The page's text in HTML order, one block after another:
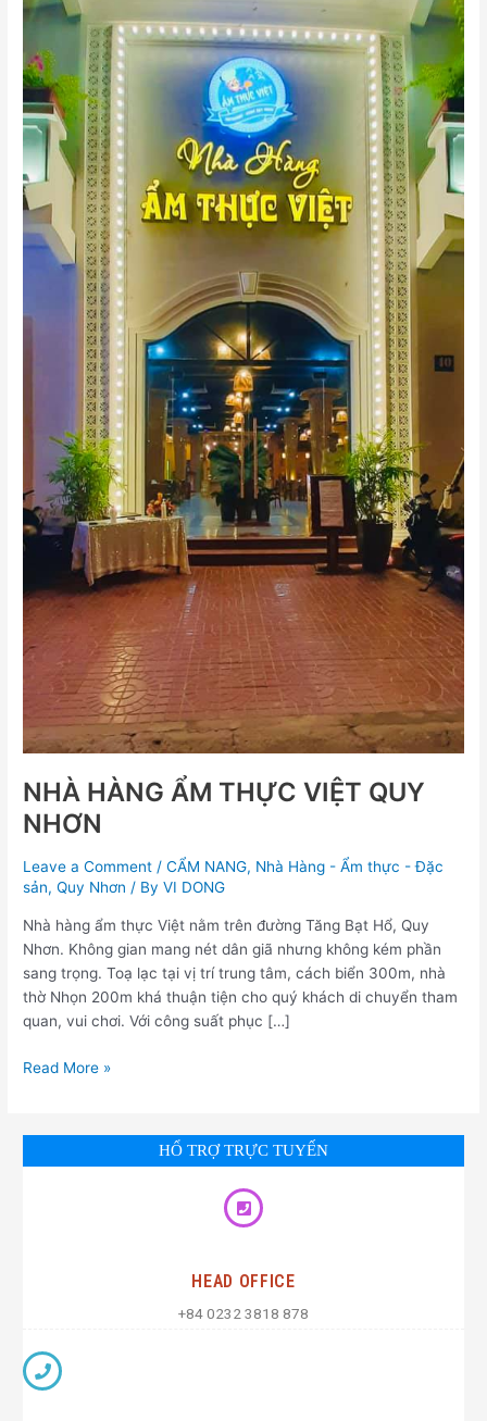
NHÀ HÀNG ẨM THỰC VIỆT QUY
NHƠN
Leave a Comment /CẨM NANG, Nhà Hàng - Ẩm thực - Đặc
sản,Quy Nhơn / ByVI DONG
Nhà hàng ẩm thực Việt nằm trên đường Tăng Bạt Hổ, Quy
Nhơn. Không gian mang nét dân giã nhưng không kém phần
sang trọng. Toạ lạc tại vị trí trung tâm, cách biển 300m, nhà
thờ Nhọn 200m khá thuận tiện cho quý khách di chuyển tham
quan, vui chơi. Với công suất phục […]
HÀNG
ẨM
THỰC
VIỆT
QUY
NHƠN
Read More »
HỔ TRỢ TRỰC TUYẾN
HEAD OFFICE
+84 0232 3818 878